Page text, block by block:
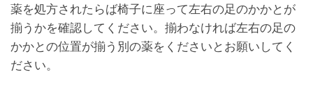
薬を処方されたらば椅子に座って左右の足のかかとが
揃うかを確認してください。揃わなければ左右の足の
かかとの位置が揃う別の薬をくださいとお願いしてく
ださい。